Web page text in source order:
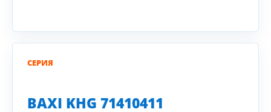
СЕРИЯ
BAXI KHG 71410411